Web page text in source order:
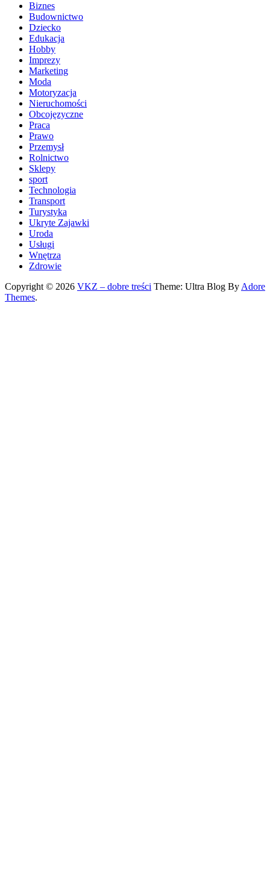
Biznes
Budownictwo
Dziecko
Edukacja
Hobby
Imprezy
Marketing
Moda
Motoryzacja
Nieruchomości
Obcojęzyczne
Praca
Prawo
Przemysł
Rolnictwo
Sklepy
sport
Technologia
Transport
Turystyka
Ukryte Zajawki
Uroda
Usługi
Wnętrza
Zdrowie
Copyright © 2026 VKZ – dobre treści Theme: Ultra Blog By Adore
Themes.